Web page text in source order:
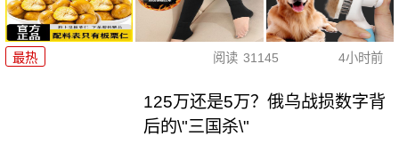
最热 阅读 31145 4小时前
125万还是5万？俄乌战损数字背
后的\"三国杀\"